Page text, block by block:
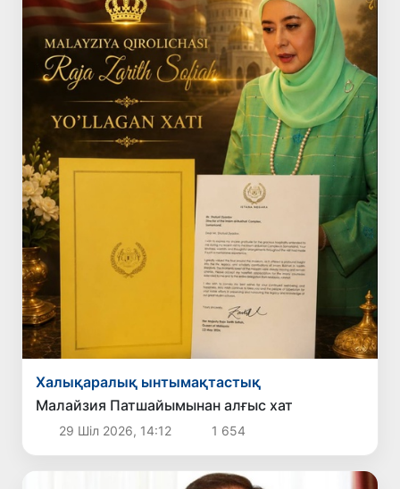
Халықаралық ынтымақтастық
Малайзия Патшайымынан алғыс хат
29 Шіл 2026, 14:12 1 654